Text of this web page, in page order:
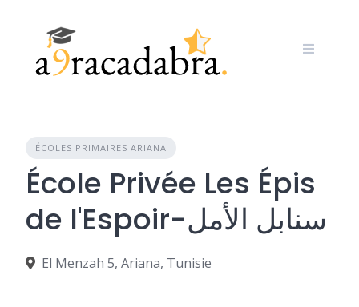
ÉCOLES PRIMAIRES ARIANA
École Privée Les Épis
de l'Espoir-سنابل الأمل
El Menzah 5, Ariana, Tunisie